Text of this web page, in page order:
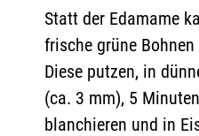
Statt der Edamame
frische grüne Bohnen
Diese putzen, in
(ca. 3 mm), 5
blanchieren und in